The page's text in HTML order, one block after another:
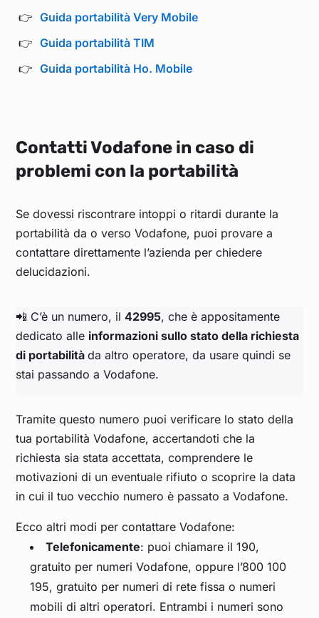
Guida portabilità Very Mobile
Guida portabilità TIM
Guida portabilità Ho. Mobile
Contatti Vodafone in caso di
problemi con la portabilità
Se dovessi riscontrare intoppi o ritardi durante la
portabilità da o verso Vodafone, puoi provare a
contattare direttamente l’azienda per chiedere
delucidazioni.
📲 C’è un numero, il42995, che è appositamente
dedicato alle informazioni sullo stato della richiesta
di portabilitàda altro operatore, da usare quindi se
stai passando a Vodafone.
Tramite questo numero puoi verificare lo stato della
tua portabilità Vodafone, accertandoti che la
richiesta sia stata accettata, comprendere le
motivazioni di un eventuale rifiuto o scoprire la data
in cui il tuo vecchio numero è passato a Vodafone.
Ecco altri modi per contattare Vodafone:
Telefonicamente: puoi chiamare il 190,
gratuito per numeri Vodafone, oppure l’800 100
195, gratuito per numeri di rete fissa o numeri
mobili di altri operatori. Entrambi i numeri sono